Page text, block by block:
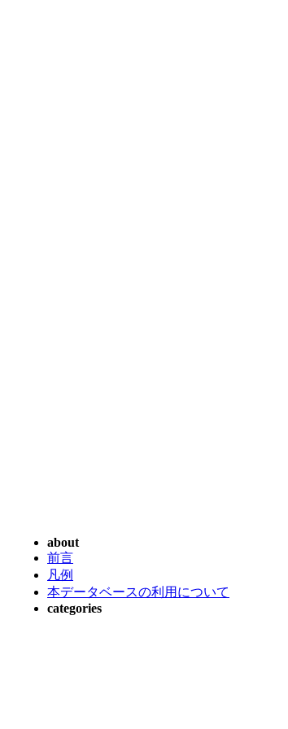
about
前言
凡例
本データベースの利用について
categories